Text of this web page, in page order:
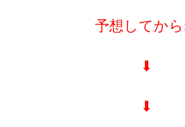
予想してか
⬇︎
⬇︎